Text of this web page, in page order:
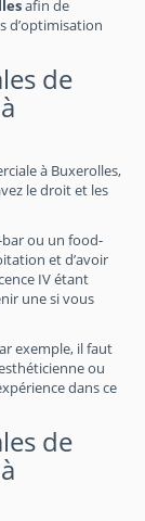
afin de
d’optimisation
de
à Buxerolles,
le droit et les
ou un food-
et d’avoir
IV étant
une si vous
exemple, il faut
ou
dans ce
de